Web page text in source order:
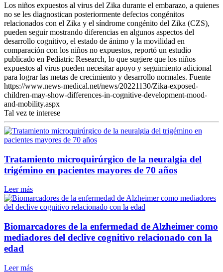
Los niños expuestos al virus del Zika durante el embarazo, a quienes
no se les diagnostican posteriormente defectos congénitos
relacionados con el Zika y el síndrome congénito del Zika (CZS),
pueden seguir mostrando diferencias en algunos aspectos del
desarrollo cognitivo, el estado de ánimo y la movilidad en
comparación con los niños no expuestos, reportó un estudio
publicado en Pediatric Research, lo que sugiere que los niños
expuestos al virus pueden necesitar apoyo y seguimiento adicional
para lograr las metas de crecimiento y desarrollo normales. Fuente
https://www.news-medical.net/news/20221130/Zika-exposed-
children-may-show-differences-in-cognitive-development-mood-
and-mobility.aspx
Tal vez te interese
Tratamiento microquirúrgico de la neuralgia del
trigémino en pacientes mayores de 70 años
Leer más
Biomarcadores de la enfermedad de Alzheimer como
mediadores del declive cognitivo relacionado con la
edad
Leer más